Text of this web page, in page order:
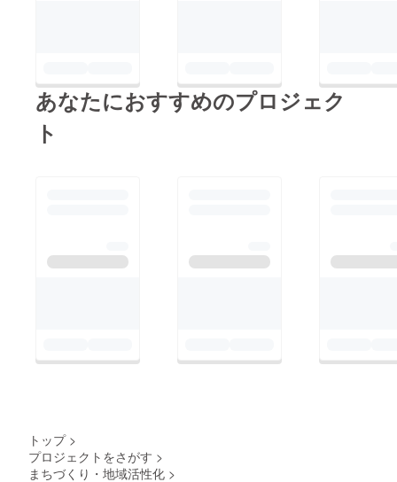
あなたにおすすめのプロジェク
ト
トップ >
プロジェクトをさがす >
まちづくり・地域活性化 >